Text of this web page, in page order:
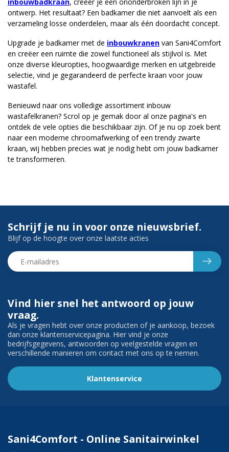
inbouwbadkraan, creëer je een ononderbroken lijn in je
ontwerp. Het resultaat? Een badkamer die niet aanvoelt als een
verzameling losse onderdelen, maar als één doordacht concept.
Upgrade je badkamer met de inbouwkranen van Sani4Comfort
en creëer een ruimte die zowel functioneel als stijlvol is. Met
onze diverse kleuropties, hoogwaardige merken en uitgebreide
selectie, vind je gegarandeerd de perfecte kraan voor jouw
wastafel.
Benieuwd naar ons volledige assortiment inbouw
wastafelkranen? Scrol op je gemak door al onze pagina's en
ontdek de vele opties die beschikbaar zijn. Of je nu op zoek bent
naar een moderne chroomafwerking of een trendy zwarte
kraan, wij hebben precies wat je nodig hebt om jouw badkamer
te transformeren.
Vind hier snel het antwoord op jouw
vraag.
Als je vragen hebt over onze producten of je aankoop, bezoek
dan onze klantenservicepagina. Hier vind je onze
bedrijfsgegevens, antwoorden op veelgestelde vragen en
verschillende manieren om contact met ons op te nemen.
Klantenservice
Schrijf je nu in voor onze nieuwsbrief.
Blijf op de hoogte over onze laatste acties
Sani4Comfort - Online Sanitairwinkel